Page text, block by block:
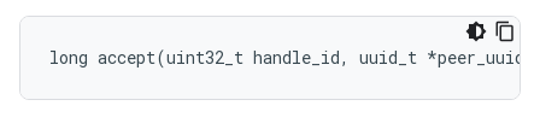
long accept(uint32_t handle_id, uuid_t *peer_uuid